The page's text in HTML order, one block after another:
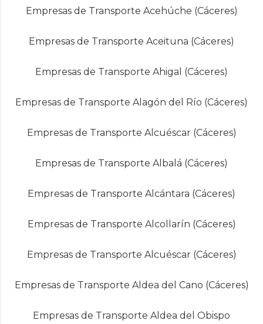
Empresas de Transporte Acehúche (Cáceres)
Empresas de Transporte Aceituna (Cáceres)
Empresas de Transporte Ahigal (Cáceres)
Empresas de Transporte Alagón del Río (Cáceres)
Empresas de Transporte Alcuéscar (Cáceres)
Empresas de Transporte Albalá (Cáceres)
Empresas de Transporte Alcántara (Cáceres)
Empresas de Transporte Alcollarín (Cáceres)
Empresas de Transporte Alcuéscar (Cáceres)
Empresas de Transporte Aldea del Cano (Cáceres)
Empresas de Transporte Aldea del Obispo